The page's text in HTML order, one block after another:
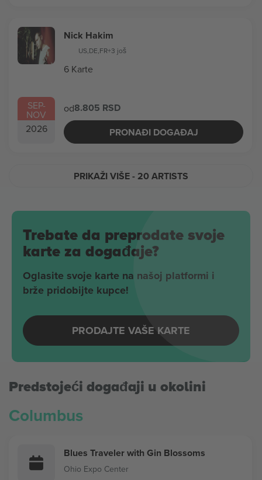
SEP-
NOV
2026
Nick Hakim
US,DE,FR+3 još
6 Karte
od8.805 RSD
PRONAĐI DOGAĐAJ
PRIKAŽI VIŠE- 20 ARTISTS
Trebate da preprodate svoje
karte za događaje?
Oglasite svoje karte na našoj platformi i
brže pridobijte kupce!
PRODAJTE VAŠE KARTE
Predstojeći događaji u okolini
Columbus
Blues Traveler with Gin Blossoms
Ohio Expo Center